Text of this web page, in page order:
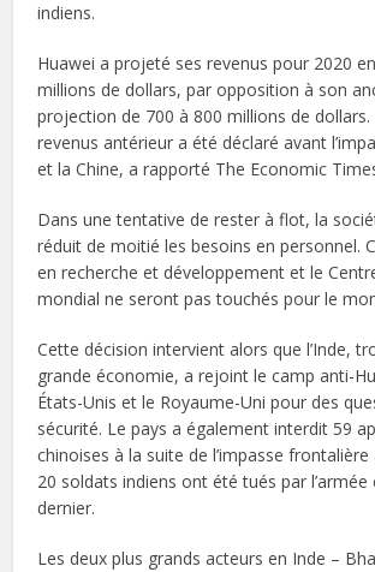
indiens.
Huawei a projeté ses revenus pour 2020
millions de dollars, par opposition à son
projection de 700 à 800 millions de dollars.
revenus antérieur a été déclaré avant
et la Chine, a rapporté The Economic
Dans une tentative de rester à flot, la
réduit de moitié les besoins en personnel.
en recherche et développement et le
mondial ne seront pas touchés pour le
Cette décision intervient alors que l’Inde,
grande économie, a rejoint le camp anti-
États-Unis et le Royaume-Uni pour des
sécurité. Le pays a également interdit 59
chinoises à la suite de l’impasse
20 soldats indiens ont été tués par
dernier.
Les deux plus grands acteurs en Inde –